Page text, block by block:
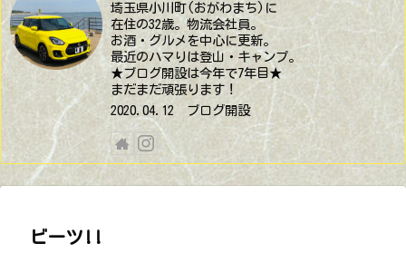
埼玉県小川町(おがわまち)に
在住の32歳。物流会社員。
お酒・グルメを中心に更新。
最近のハマりは登山・キャンプ。
★ブログ開設は今年で7年目★
まだまだ頑張ります！
2020.04.12 ブログ開設
ビーツ!!